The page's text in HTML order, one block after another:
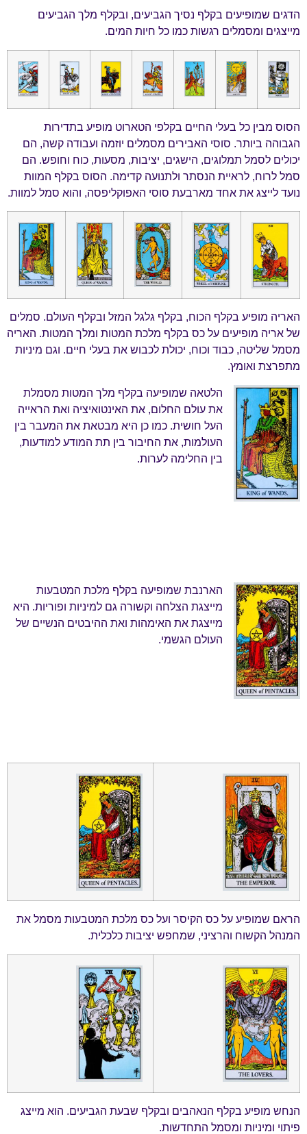
הדגים שמופיעים בקלף נסיך הגביעים, ובקלף מלך הגביעים
מייצגים ומסמלים רגשות כמו כל חיות המים.
הסוס מבין כל בעלי החיים בקלפי הטארוט מופיע בתדירות
הגבוהה ביותר. סוסי האבירים מסמלים יוזמה ועבודה קשה, הם
יכולים לסמל תמלוגים, הישגים, יציבות, מסעות, כוח וחופש. הם
סמל לרוח, לראיית הנסתר ולתנועה קדימה. הסוס בקלף המוות
נועד לייצג את אחד מארבעת סוסי האפוקליפסה, והוא סמל למוות.
האריה מופיע בקלף הכוח, בקלף גלגל המזל ובקלף העולם. סמלים
של אריה מופיעים על כס בקלף מלכת המטות ומלך המטות. האריה
מסמל שליטה, כבוד וכוח, יכולת לכבוש את בעלי חיים. וגם מיניות
מתפרצת ואומץ.
הלטאה שמופיעה בקלף מלך המטות מסמלת
את עולם החלום, את האינטואיציה ואת הראייה
העל חושית. כמו כן היא מבטאת את המעבר בין
העולמות, את החיבור בין תת המודע למודעות,
בין החלימה לערות.
הארנבת שמופיעה בקלף מלכת המטבעות
מייצגת הצלחה וקשורה גם למיניות ופוריות. היא
מייצגת את האימהות ואת ההיבטים הנשיים של
העולם הגשמי.
הראם שמופיע על כס הקיסר ועל כס מלכת המטבעות מסמל את
המנהל הקשוח והרציני, שמחפש יציבות כלכלית.
הנחש מופיע בקלף הנאהבים ובקלף שבעת הגביעים. הוא מייצג
פיתוי ומיניות ומסמל התחדשות.